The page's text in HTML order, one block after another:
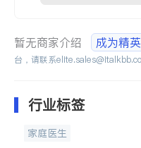
暂无商家介绍 成为精
台，请联系
行业标签
家庭医生